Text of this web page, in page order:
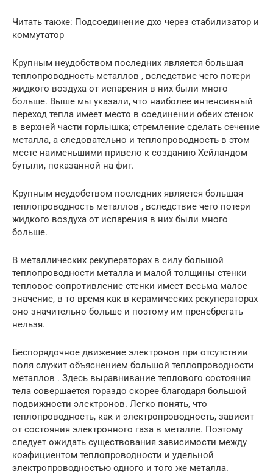
Читать также: Подсоединение дхо через стабилизатор и
коммутатор
Крупным неудобством последних является большая
теплопроводность металлов , вследствие чего потери
жидкого воздуха от испарения в них были много
больше. Выше мы указали, что наиболее интенсивный
переход тепла имеет место в соединении обеих стенок
в верхней части горлышка; стремление сделать сечение
металла, а следовательно и теплопроводность в этом
месте наименьшими привело к созданию Хейландом
бутыли, показанной на фиг.
Крупным неудобством последних является большая
теплопроводность металлов , вследствие чего потери
жидкого воздуха от испарения в них были много
больше.
В металлических рекуператорах в силу большой
теплопроводности металла и малой толщины стенки
тепловое сопротивление стенки имеет весьма малое
значение, в то время как в керамических рекуператорах
оно значительно больше и поэтому им пренебрегать
нельзя.
Беспорядочное движение электронов при отсутствии
поля служит объяснением большой теплопроводности
металлов . Здесь выравнивание теплового состояния
тела совершается гораздо скорее благодаря большой
подвижности электронов. Легко понять, что
теплопроводность, как и электропроводность, зависит
от состояния электронного газа в металле. Поэтому
следует ожидать существования зависимости между
коэфициентом теплопроводности и удельной
электропроводностью одного и того же металла.